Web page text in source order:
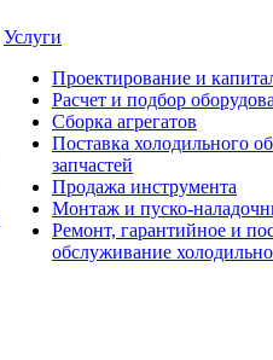
Услуги
Проектирование и
Расчет и подбор
Сборка агрегатов
Поставка холодильного
запчастей
Продажа инструмента
Монтаж и пуско-
Ремонт, гарантийное и
обслуживание